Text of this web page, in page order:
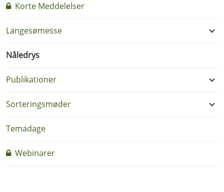
Korte Meddelelser
Langesømesse
Nåledrys
Publikationer
Sorteringsmøder
Temadage
Webinarer